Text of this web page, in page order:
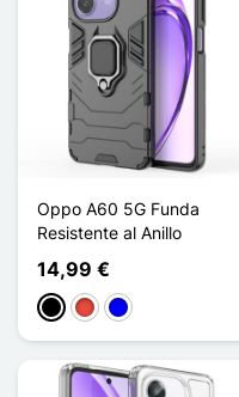
Oppo A60 5G Funda
Resistente al Anillo
14,99 €
NegroRojoAzul